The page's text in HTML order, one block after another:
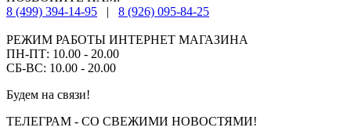
8 (499) 394-14-95
| 8 (926) 095-84-25
РЕЖИМ РАБОТЫ ИНТЕРНЕТ МАГАЗИНА
ПН-ПТ: 10.00 - 20.00
СБ-ВС: 10.00 - 20.00
Будем на связи!
ТЕЛЕГРАМ - СО СВЕЖИМИ НОВОСТЯМИ!